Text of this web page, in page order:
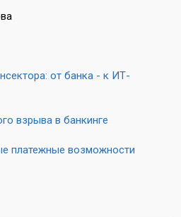
от банка - к ИТ-
взрыва в банкинге
платежные возможности